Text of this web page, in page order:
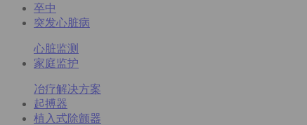
卒中
突发心脏病
心脏监测
家庭监护
冶疗解决方案
起搏器
植入式除颤器